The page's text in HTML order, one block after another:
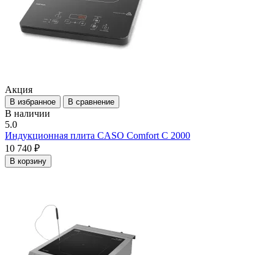
Акция
В избранное В сравнение
В наличии
5.0
Индукционная плита CASO Comfort C 2000
10 740 ₽
В корзину